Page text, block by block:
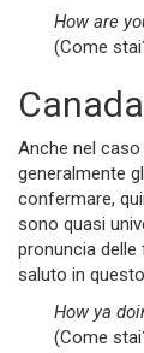
How are
(Come
Canada
Anche nel
generalmente
confermare,
sono quasi
pronuncia delle
saluto in
How ya
(Come